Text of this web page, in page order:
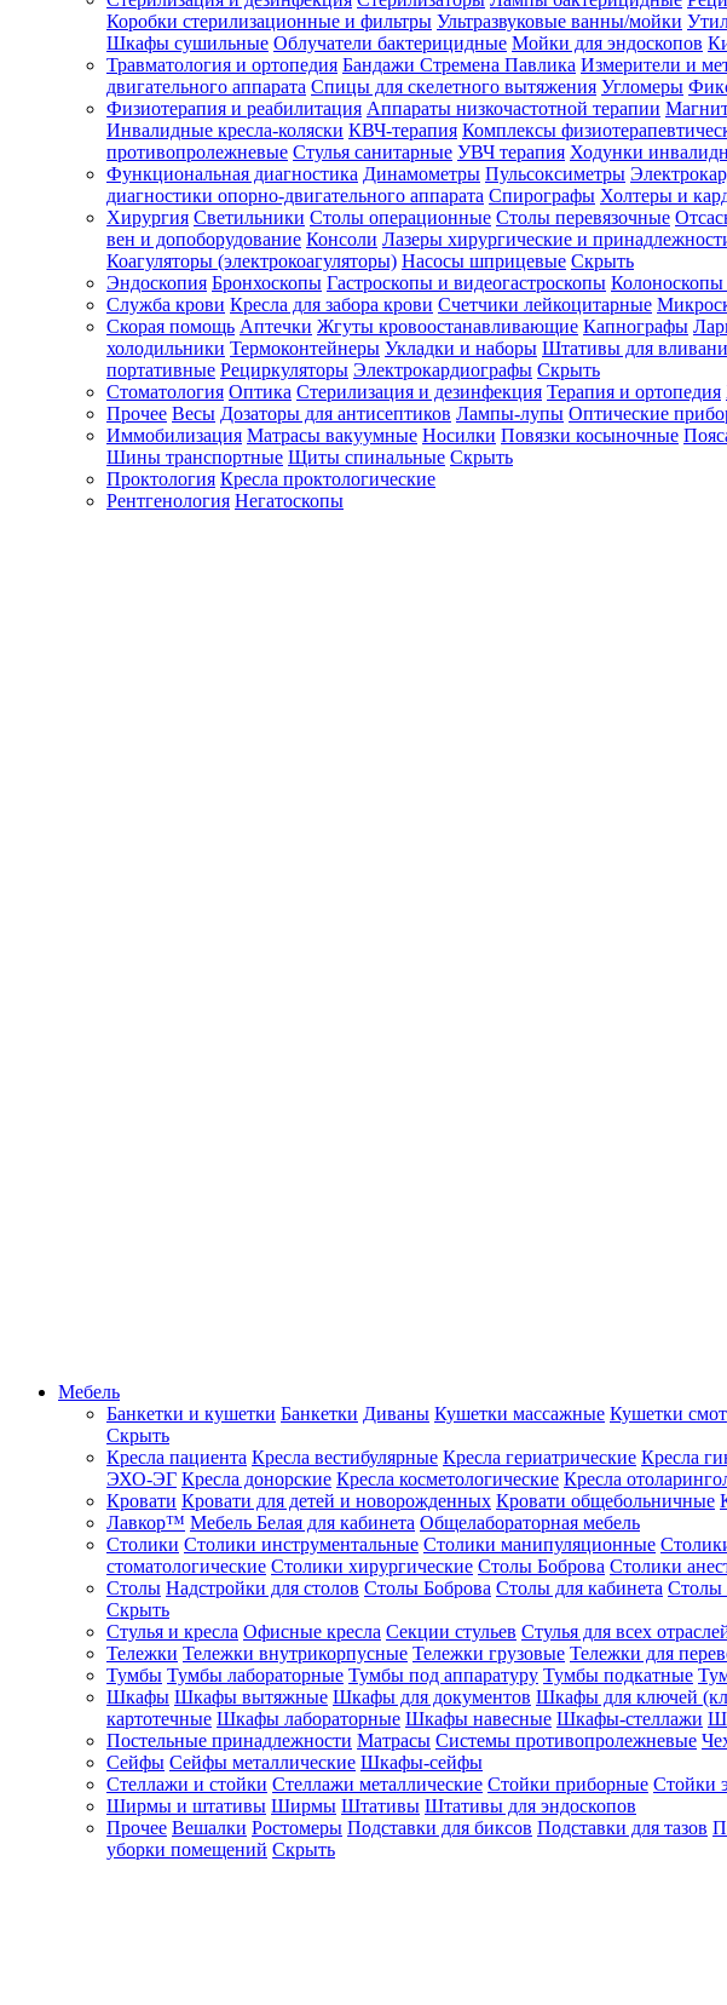
Зарегистрироваться
Зачем
регистрироваться?
Все
покупки
в
одном
месте
Личный
менеджер
Отслеживание
статуса
заказа
Коробки стерилизационные и фильтры Ультразвуковые ванны/мойки
Шкафы сушильные Облучатели бактерицидные Мойки для эндоскопов
Травматология и ортопедия Бандажи Стремена Павлика Измерители и
двигательного аппарата Спицы для скелетного вытяжения Угломеры
Физиотерапия и реабилитация Аппараты низкочастотной терапии
Инвалидные кресла-коляски КВЧ-терапия Комплексы
противопролежневые Стулья санитарные УВЧ терапия Ходунки
Функциональная диагностика Динамометры Пульсоксиметры
диагностики опорно-двигательного аппарата Спирографы Холтеры и
Хирургия Светильники Столы операционные Столы перевязочные
вен и допоборудование Консоли Лазеры хирургические и
Коагуляторы (электрокоагуляторы) Насосы шприцевые Скрыть
Эндоскопия Бронхоскопы Гастроскопы и видеогастроскопы Колоноскопы
Служба крови Кресла для забора крови Счетчики лейкоцитарные
Скорая помощь Аптечки Жгуты кровоостанавливающие Капнографы
холодильники Термоконтейнеры Укладки и наборы Штативы для
портативные Рециркуляторы Электрокардиографы Скрыть
Стоматология Оптика Стерилизация и дезинфекция Терапия и ортопедия
Прочее Весы Дозаторы для антисептиков Лампы-лупы Оптические
Иммобилизация Матрасы вакуумные Носилки Повязки косыночные
Шины транспортные Щиты спинальные Скрыть
Проктология Кресла проктологические
Рентгенология Негатоскопы
Мебель
Банкетки и кушетки Банкетки Диваны Кушетки массажные Кушетки
Скрыть
Кресла пациента Кресла вестибулярные Кресла гериатрические Кресла
ЭХО-ЭГ Кресла донорские Кресла косметологические Кресла
Кровати Кровати для детей и новорожденных Кровати общебольничные
Лавкор™ Мебель Белая для кабинета Общелабораторная мебель
Столики Столики инструментальные Столики манипуляционные
стоматологические Столики хирургические Столы Боброва Столики
Столы Надстройки для столов Столы Боброва Столы для кабинета Столы
Скрыть
Стулья и кресла Офисные кресла Секции стульев Стулья для всех
Тележки Тележки внутрикорпусные Тележки грузовые Тележки для
Тумбы Тумбы лабораторные Тумбы под аппаратуру Тумбы подкатные
Шкафы Шкафы вытяжные Шкафы для документов Шкафы для ключей
картотечные Шкафы лабораторные Шкафы навесные Шкафы-стеллажи
Постельные принадлежности Матрасы Системы противопролежневые
Сейфы Сейфы металлические Шкафы-сейфы
Стеллажи и стойки Стеллажи металлические Стойки приборные Стойки
Ширмы и штативы Ширмы Штативы Штативы для эндоскопов
Прочее Вешалки Ростомеры Подставки для биксов Подставки для тазов
уборки помещений Скрыть